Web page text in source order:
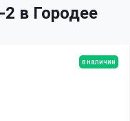
2 в Городее
в наличии